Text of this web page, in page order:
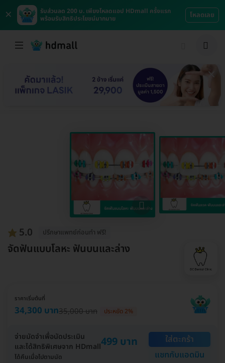
×
รับส่วนลด 200 บ. เพียงโหลดแอป HDmall ครั้งแรก
พร้อมรับสิทธิประโยชน์มากมาย
โหลดเลย
5.0 ปรึกษาแพทย์ก่อนทำ ฟรี!
จัดฟันแบบโลหะ ฟันบนและล่าง
ราคาเริ่มต้นที่
34,300 บาท35,000 บาท ประหยัด 2%
จ่ายมัดจำเพื่อนัดประเมิน
และได้สิทธิพิเศษจาก HDmall499 บาท
ได้คืนเมื่อไปตามนัด
ใส่ตะกร้า
แชทกับแอดมิน